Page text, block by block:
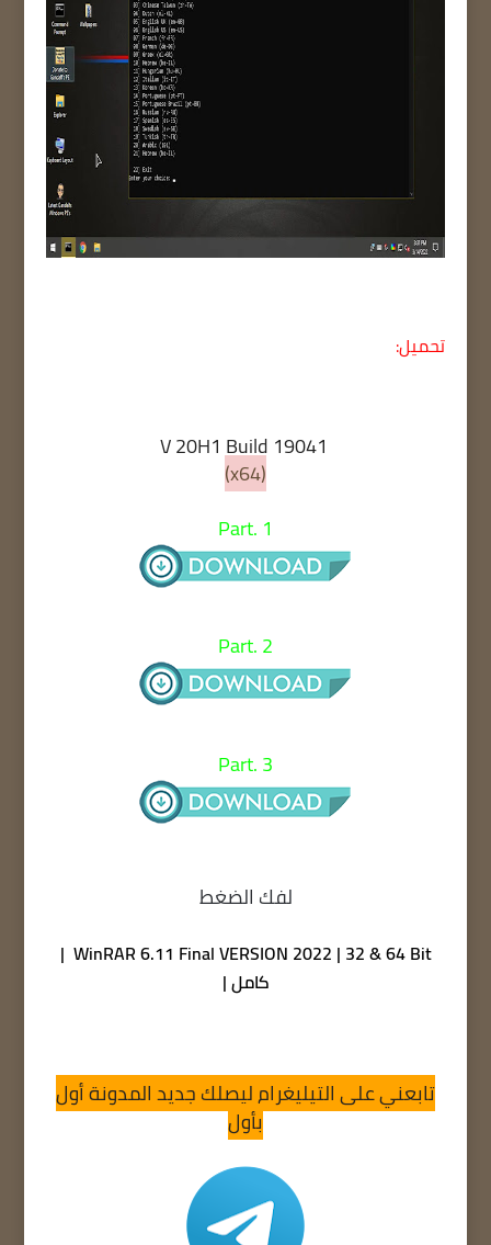
تحميل:
(x64)
Part. 1
Part. 2
Part. 3
لفك الضغط
WinRAR 6.11 Final VERSION 2022 | 32 & 64 Bit |
كامل |
تابعني على التيليغرام ليصلك جديد المدونة أول
بأول